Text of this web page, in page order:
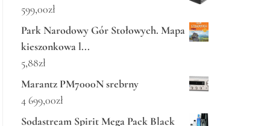
599,00zł
Park Narodowy Gór Stołowych. Mapa
kieszonkowa l...
5,88zł
Marantz PM7000N srebrny
4 699,00zł
Sodastream Spirit Mega Pack Black